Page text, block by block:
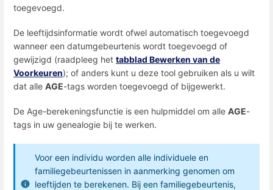
toegevoegd.
De leeftijdsinformatie wordt ofwel automatisch toegevoegd
wanneer een datumgebeurtenis wordt toegevoegd of
gewijzigd (raadpleeg het tabblad Bewerken van de
Voorkeuren); of anders kunt u deze tool gebruiken als u wilt
dat alle AGE-tags worden toegevoegd of bijgewerkt.
De Age-berekeningsfunctie is een hulpmiddel om alle AGE-
tags in uw genealogie bij te werken.
Voor een individu worden alle individuele en
familiegebeurtenissen in aanmerking genomen om
leeftijden te berekenen. Bij een familiegebeurtenis,